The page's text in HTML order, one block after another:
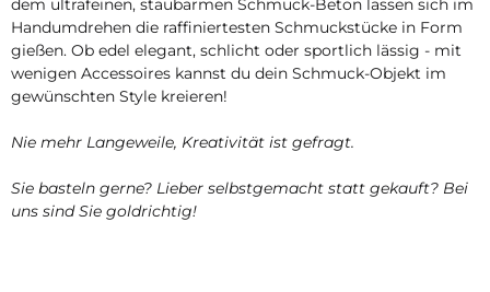
dem ultrafeinen, staubarmen Schmuck-Beton lassen sich im
Handumdrehen die raffiniertesten Schmuckstücke in Form
gießen. Ob edel elegant, schlicht oder sportlich lässig - mit
wenigen Accessoires kannst du dein Schmuck-Objekt im
gewünschten Style kreieren!
Nie mehr Langeweile, Kreativität ist gefragt.
Sie basteln gerne? Lieber selbstgemacht statt gekauft? Bei
uns sind Sie goldrichtig!